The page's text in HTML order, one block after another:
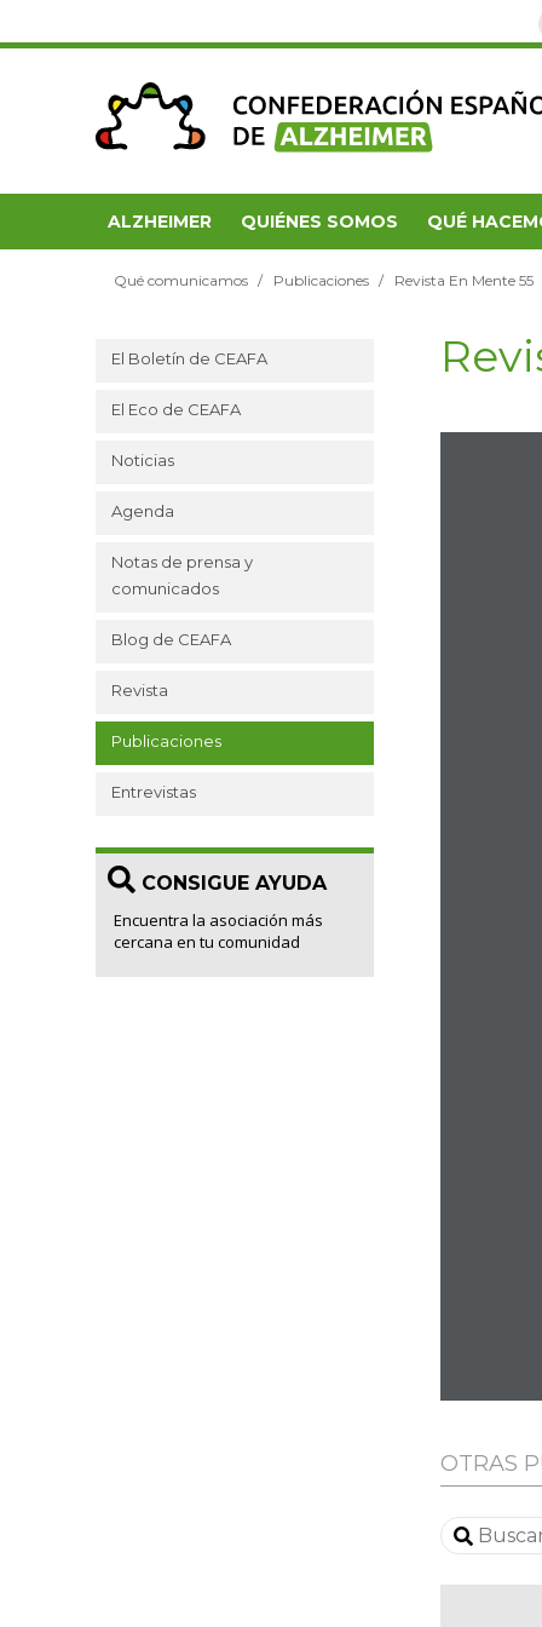
ALZHEIMER QUIÉNES SOMOS QUÉ
Qué comunicamos Publicaciones Revista En Mente 55
El Boletín de CEAFA
El Eco de CEAFA
Noticias
Agenda
Notas de prensa y
comunicados
Blog de CEAFA
Revista
Publicaciones
Entrevistas
CONSIGUE AYUDA
Encuentra la asociación más
cercana en tu comunidad
OTRAS